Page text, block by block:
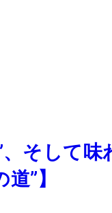
そして味
”】